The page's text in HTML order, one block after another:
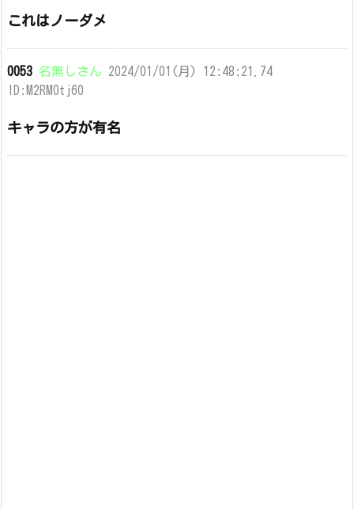
これはノーダメ
0053 名無しさん 2024/01/01(月) 12:48:21.74
ID:M2RM0tj60
キャラの方が有名